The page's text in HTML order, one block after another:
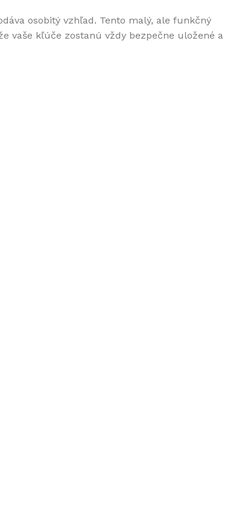
osobitý vzhľad. Tento malý, ale funkčný
vaše kľúče zostanú vždy bezpečne uložené a